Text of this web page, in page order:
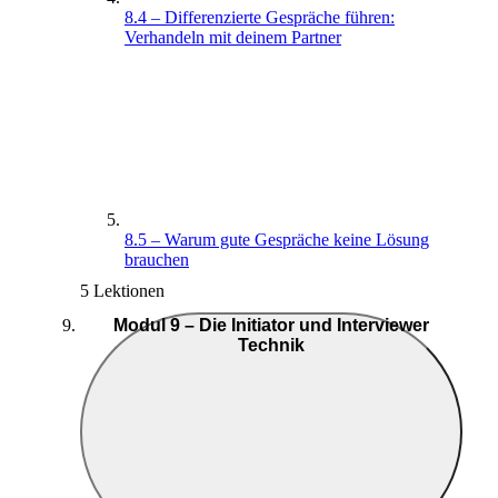
8.4 – Differenzierte Gespräche führen:
Verhandeln mit deinem Partner
8.5 – Warum gute Gespräche keine Lösung
brauchen
5 Lektionen
Modul 9 – Die Initiator und Interviewer
Technik